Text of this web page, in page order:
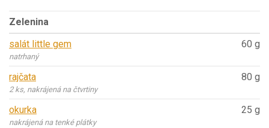
Zelenina
salát little gem
natrhaný
60 g
rajčata
2 ks, nakrájená na čtvrtiny
80 g
okurka
nakrájená na tenké plátky
25 g